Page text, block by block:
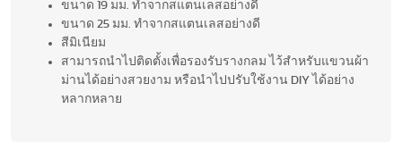
ขนาด 19 มม. ทำจากสแตนเลสอย่างดี
ขนาด 25 มม. ทำจากสแตนเลสอย่างดี
สีมิเนียม
สามารถนำไปติดตั้งเพื่อรองรับรางกลม ไว้สำหรับแขวนผ้า
ม่านได้อย่างสวยงาม หรือนำไปปรับใช้งาน DIY ได้อย่าง
หลากหลาย